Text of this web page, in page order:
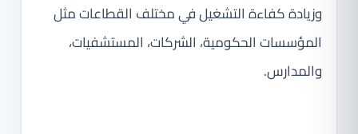
وزيادة كفاءة التشغيل في مختلف القطاعات مثل
المؤسسات الحكومية، الشركات، المستشفيات،
والمدارس.